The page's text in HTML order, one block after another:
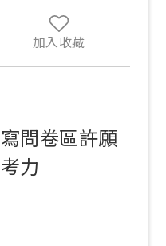
問卷區許願
力
加入收藏